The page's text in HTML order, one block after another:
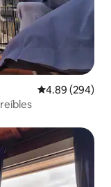
Calificación
4.89 (294)